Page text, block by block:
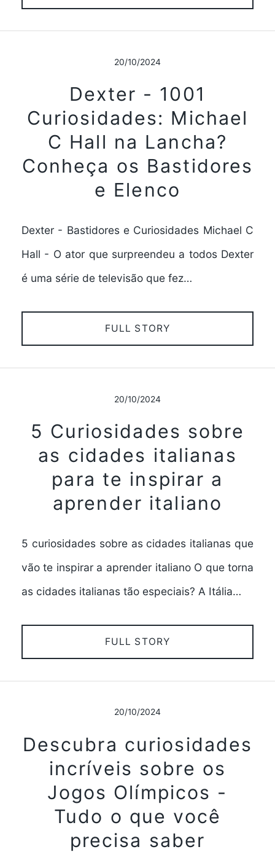
20/10/2024
Dexter - 1001
Curiosidades: Michael
C Hall na Lancha?
Conheça os Bastidores
e Elenco
Dexter - Bastidores e Curiosidades Michael C
Hall - O ator que surpreendeu a todos Dexter
é uma série de televisão que fez…
FULL STORY
20/10/2024
5 Curiosidades sobre
as cidades italianas
para te inspirar a
aprender italiano
5 curiosidades sobre as cidades italianas que
vão te inspirar a aprender italiano O que torna
as cidades italianas tão especiais? A Itália…
FULL STORY
20/10/2024
Descubra curiosidades
incríveis sobre os
Jogos Olímpicos -
Tudo o que você
precisa saber